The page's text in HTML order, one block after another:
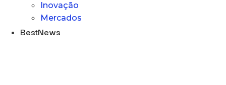
Inovação
Mercados
BestNews